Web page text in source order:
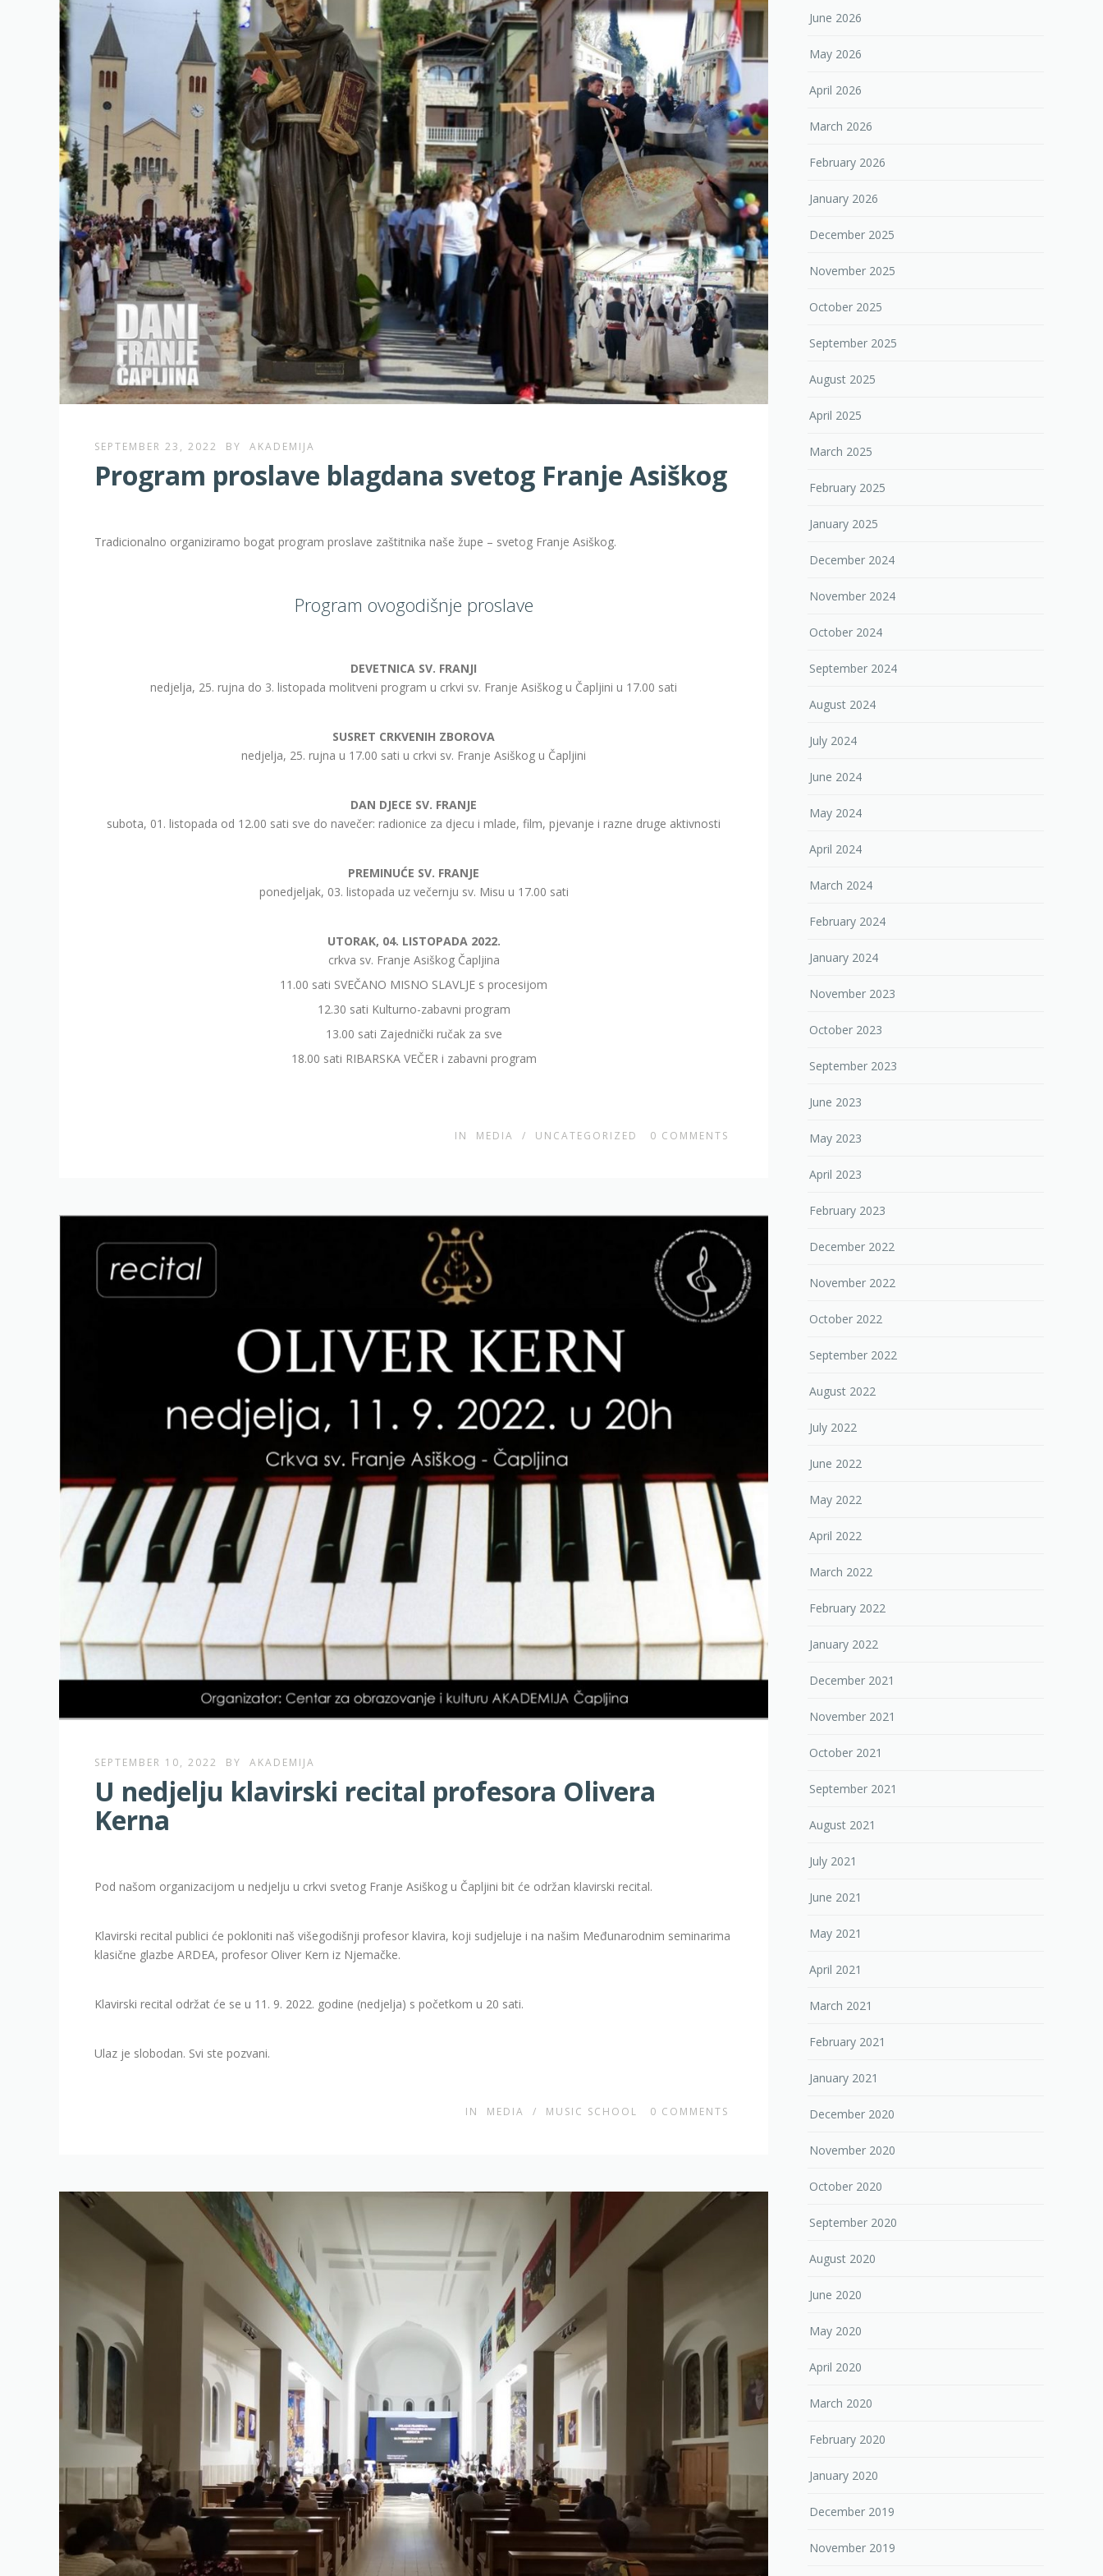
SEPTEMBER 23, 2022 BY AKADEMIJA
Program proslave blagdana svetog Franje Asiškog
Tradicionalno organiziramo bogat program proslave zaštitnika naše župe – svetog Franje Asiškog.
Program ovogodišnje proslave
DEVETNICA SV. FRANJI
nedjelja, 25. rujna do 3. listopada molitveni program u crkvi sv. Franje Asiškog u Čapljini u 17.00 sati
SUSRET CRKVENIH ZBOROVA
nedjelja, 25. rujna u 17.00 sati u crkvi sv. Franje Asiškog u Čapljini
DAN DJECE SV. FRANJE
subota, 01. listopada od 12.00 sati sve do navečer: radionice za djecu i mlade, film, pjevanje i razne druge aktivnosti
PREMINUĆE SV. FRANJE
ponedjeljak, 03. listopada uz večernju sv. Misu u 17.00 sati
UTORAK, 04. LISTOPADA 2022.
crkva sv. Franje Asiškog Čapljina
11.00 sati SVEČANO MISNO SLAVLJE s procesijom
12.30 sati Kulturno-zabavni program
13.00 sati Zajednički ručak za sve
18.00 sati RIBARSKA VEČER i zabavni program
IN MEDIA / UNCATEGORIZED 0 COMMENTS
SEPTEMBER 10, 2022 BY AKADEMIJA
U nedjelju klavirski recital profesora Olivera
Kerna
Pod našom organizacijom u nedjelju u crkvi svetog Franje Asiškog u Čapljini bit će održan klavirski recital.
Klavirski recital publici će pokloniti naš višegodišnji profesor klavira, koji sudjeluje i na našim Međunarodnim seminarima
klasične glazbe ARDEA, profesor Oliver Kern iz Njemačke.
Klavirski recital održat će se u 11. 9. 2022. godine (nedjelja) s početkom u 20 sati.
Ulaz je slobodan. Svi ste pozvani.
IN MEDIA / MUSIC SCHOOL 0 COMMENTS
June 2026
May 2026
April 2026
March 2026
February 2026
January 2026
December 2025
November 2025
October 2025
September 2025
August 2025
April 2025
March 2025
February 2025
January 2025
December 2024
November 2024
October 2024
September 2024
August 2024
July 2024
June 2024
May 2024
April 2024
March 2024
February 2024
January 2024
November 2023
October 2023
September 2023
June 2023
May 2023
April 2023
February 2023
December 2022
November 2022
October 2022
September 2022
August 2022
July 2022
June 2022
May 2022
April 2022
March 2022
February 2022
January 2022
December 2021
November 2021
October 2021
September 2021
August 2021
July 2021
June 2021
May 2021
April 2021
March 2021
February 2021
January 2021
December 2020
November 2020
October 2020
September 2020
August 2020
June 2020
May 2020
April 2020
March 2020
February 2020
January 2020
December 2019
November 2019